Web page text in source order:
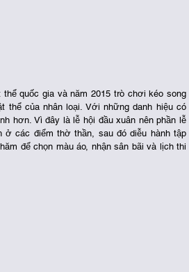
quốc gia và năm 2015 trò chơi kéo song
thể của nhân loại. Với những danh hiệu có
hơn. Vì đây là lễ hội đầu xuân nên phần lễ
các điểm thờ thần, sau đó diễu hành tập
để chọn màu áo, nhận sân bãi và lịch thi